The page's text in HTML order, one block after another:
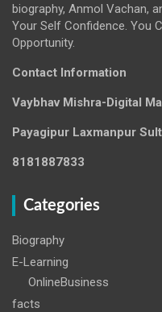
biography, Anmol Vachan,
Your Self Confidence. You
Opportunity.
Contact Information
Vaybhav Mishra-Digital
Payagipur Laxmanpur
8181887833
Categories
Biography
E-Learning
OnlineBusiness
facts